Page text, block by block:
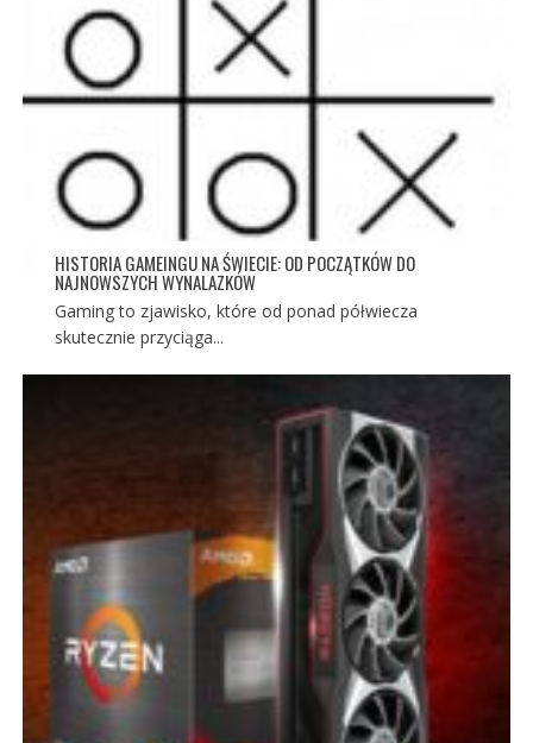
HISTORIA GAMEINGU NA ŚWIECIE: OD POCZĄTKÓW DO
NAJNOWSZYCH WYNALAZKÓW
Gaming to zjawisko, które od ponad półwiecza
skutecznie przyciąga...